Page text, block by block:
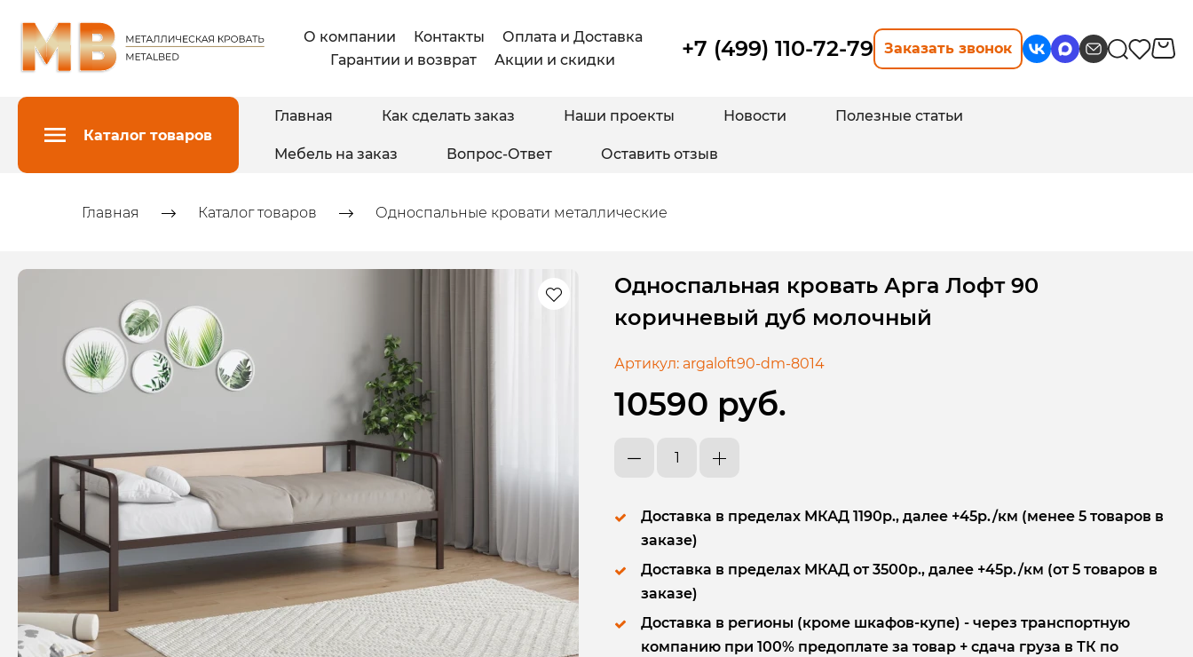
О компании Контакты
Оплата и Доставка
Гарантии и возврат
Акции и скидки +7 (499) 110-72-79 Заказать звонок
Каталог товаров
Главная Как сделать заказ Наши проекты Новости Полезные статьи
Мебель на заказ Вопрос-Ответ Оставить отзыв
Главная Каталог товаров Односпальные кровати металлические
Односпальная кровать Арга Лофт 90
коричневый дуб молочный
Артикул: argaloft90-dm-8014
10590 руб.
Доставка в пределах МКАД 1190р., далее +45р./км (менее 5 товаров в
заказе)
Доставка в пределах МКАД от 3500р., далее +45р./км (от 5 товаров в
заказе)
Доставка в регионы (кроме шкафов-купе) - через транспортную
компанию при 100% предоплате за товар + сдача груза в ТК по